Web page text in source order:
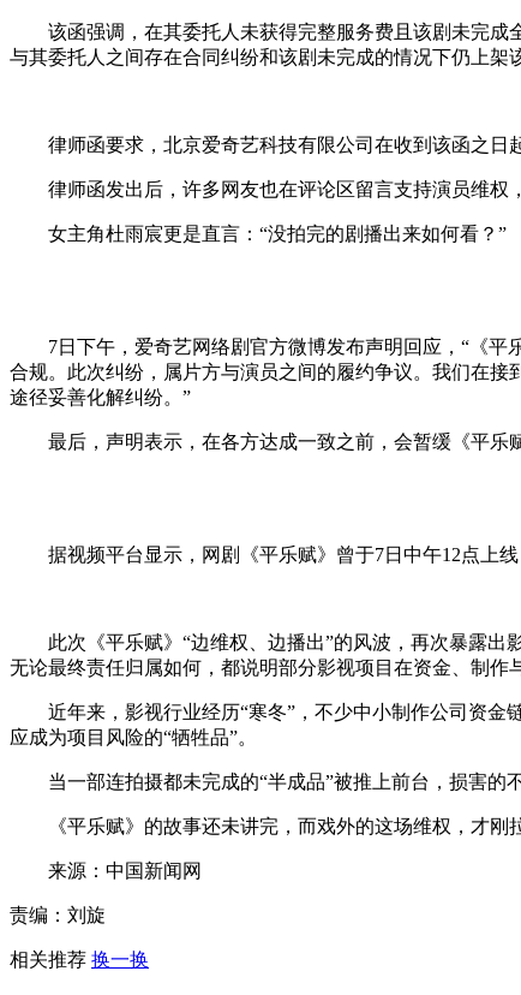
该函强调，在其委托人未获得完整服务费且该剧未完成
与其委托人之间存在合同纠纷和该剧未完成的情况下仍上架
律师函要求，北京爱奇艺科技有限公司在收到该函之日起
律师函发出后，许多网友也在评论区留言支持演员维权
女主角杜雨宸更是直言：“没拍完的剧播出来如何看？”
7日下午，爱奇艺网络剧官方微博发布声明回应，“《平
合规。此次纠纷，属片方与演员之间的履约争议。我们在
途径妥善化解纠纷。”
最后，声明表示，在各方达成一致之前，会暂缓《平乐
据视频平台显示，网剧《平乐赋》曾于7日中午12点上线
此次《平乐赋》“边维权、边播出”的风波，再次暴露出
无论最终责任归属如何，都说明部分影视项目在资金、制作
近年来，影视行业经历“寒冬”，不少中小制作公司资金
应成为项目风险的“牺牲品”。
当一部连拍摄都未完成的“半成品”被推上前台，损害的
《平乐赋》的故事还未讲完，而戏外的这场维权，才刚
来源：中国新闻网
责编：刘旋
相关推荐 换一换